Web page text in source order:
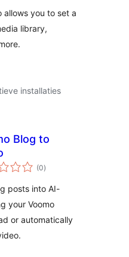
allows you to set a
library,
installaties
Blog to
(0totaal
waarderingen
)
posts into AI-
your Voomo
or automatically